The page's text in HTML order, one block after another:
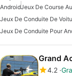
AndroidJeux De Course
Jeux De Conduite De
Jeux De Conduite Pour
Grand
4.2